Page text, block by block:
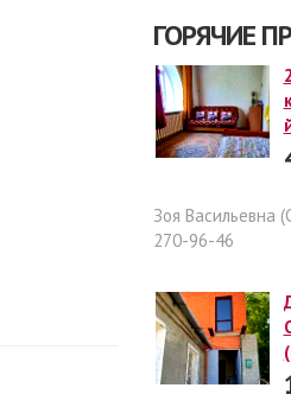
ГОРЯЧИЕ
Зоя Васильевна
270-96-46